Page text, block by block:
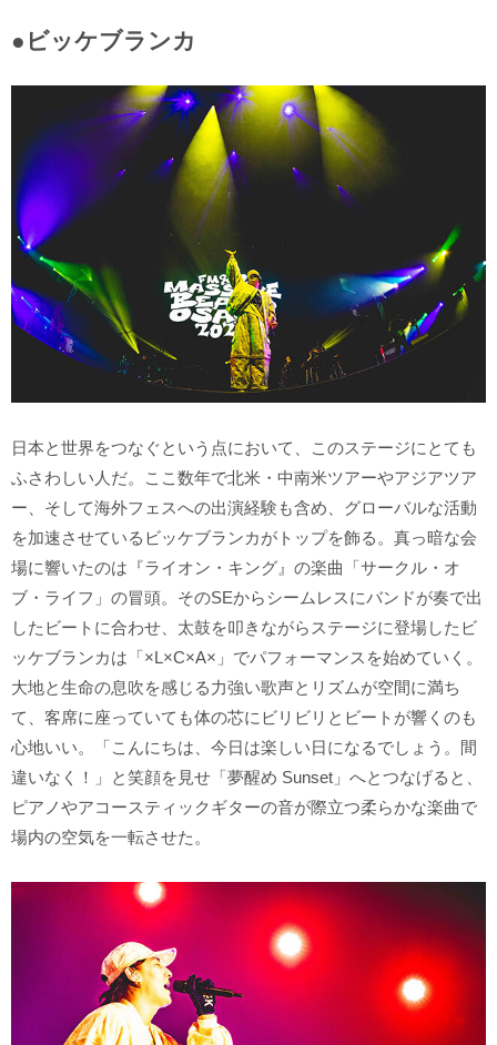
●ビッケブランカ
日本と世界をつなぐという点において、このステージにとても
ふさわしい人だ。ここ数年で北米・中南米ツアーやアジアツア
ー、そして海外フェスへの出演経験も含め、グローバルな活動
を加速させているビッケブランカがトップを飾る。真っ暗な会
場に響いたのは『ライオン・キング』の楽曲「サークル・オ
ブ・ライフ」の冒頭。そのSEからシームレスにバンドが奏で出
したビートに合わせ、太鼓を叩きながらステージに登場したビ
ッケブランカは「×L×C×A×」でパフォーマンスを始めていく。
大地と生命の息吹を感じる力強い歌声とリズムが空間に満ち
て、客席に座っていても体の芯にビリビリとビートが響くのも
心地いい。「こんにちは、今日は楽しい日になるでしょう。間
違いなく！」と笑顔を見せ「夢醒め Sunset」へとつなげると、
ピアノやアコースティックギターの音が際立つ柔らかな楽曲で
場内の空気を一転させた。